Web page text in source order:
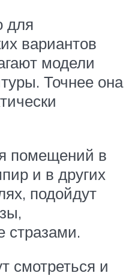
для
вариантов
модели
Точнее она
помещений в
и в других
подойдут
стразами.
смотреться и